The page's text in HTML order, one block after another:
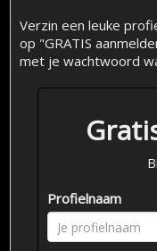
Verzin een leuke
op "GRATIS
met je wachtwoord
Profielnaam